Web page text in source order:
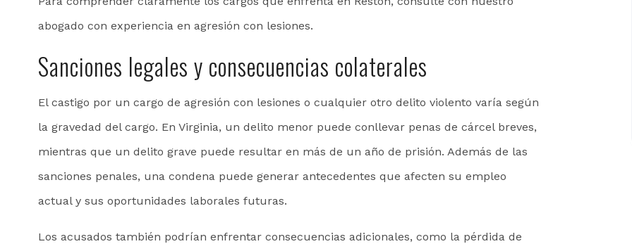
abogado con experiencia en agresión con lesiones.
Sanciones legales y consecuencias colaterales
El castigo por un cargo de agresión con lesiones o cualquier otro delito violento varía según
la gravedad del cargo. En Virginia, un delito menor puede conllevar penas de cárcel breves,
mientras que un delito grave puede resultar en más de un año de prisión. Además de las
sanciones penales, una condena puede generar antecedentes que afecten su empleo
actual y sus oportunidades laborales futuras.
Los acusados también podrían enfrentar consecuencias adicionales, como la pérdida de